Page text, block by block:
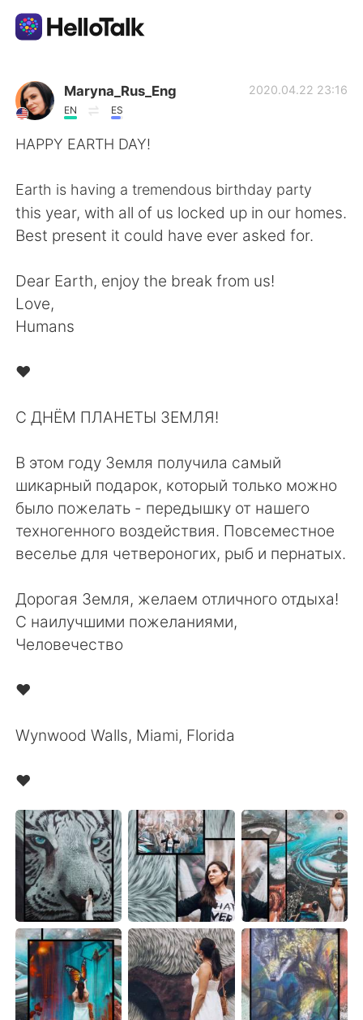
แอปแลกเปลี่ยนทางภาษา
AI Grammar Checker
English 简体中文
繁體中文 Español
العربية
한국어 Русский
Türkçe Tiếng Việt
Português
Maryna_Rus_Eng
EN ES
2020.04.22 23:16
HAPPY EARTH DAY!⁠
Earth is having a tremendous birthday party
this year, with all of us locked up in our homes.
Best present it could have ever asked for. ⁠
Dear Earth, enjoy the break from us!⁠
Love, ⁠
Humans⁠
❤️⁠
С ДНЁМ ПЛАНЕТЫ ЗЕМЛЯ!⁠
В этом году Земля получила самый
шикарный подарок, который только можно
было пожелать - передышку от нашего
техногенного воздействия. Повсеместное
веселье для четвероногих, рыб и пернатых.⁠
Дорогая Земля, желаем отличного отдыха!⁠
С наилучшими пожеланиями,⁠
Человечество⁠
❤️
Wynwood Walls, Miami, Florida
❤️